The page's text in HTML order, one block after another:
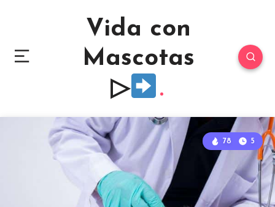
Vida con
Mascotas
▷
78 5